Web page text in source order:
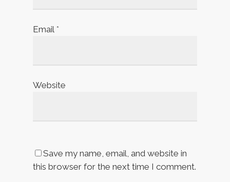
Email *
Website
Save my name, email, and website in
this browser for the next time I comment.